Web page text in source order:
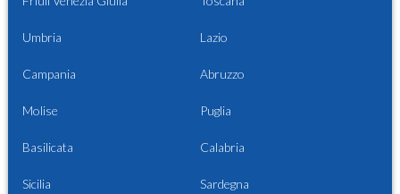
Umbria Lazio
Campania Abruzzo
Molise Puglia
Basilicata Calabria
Sicilia Sardegna